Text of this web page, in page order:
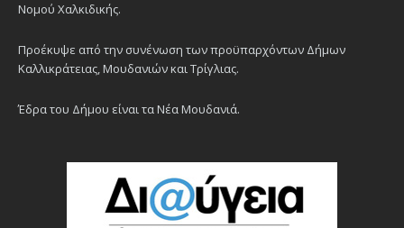
Νομού Χαλκιδικής.
Προέκυψε από την συνένωση των προϋπαρχόντων Δήμων
Καλλικράτειας, Μουδανιών και Τρίγλιας.
Έδρα του Δήμου είναι τα Νέα Μουδανιά.